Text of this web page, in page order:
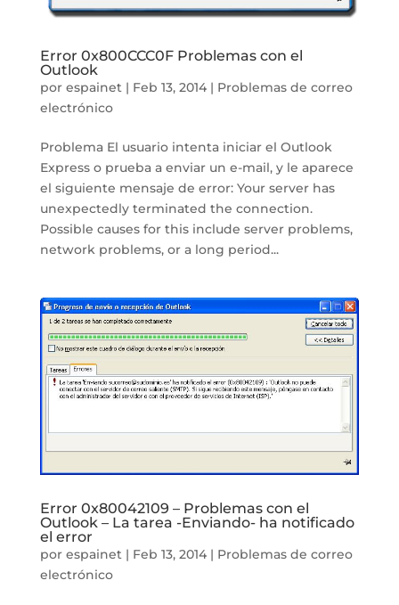
Error 0x800CCC0F Problemas con el
Outlook
por espainet| Feb 13, 2014| Problemas de correo
electrónico
Problema El usuario intenta iniciar el Outlook
Express o prueba a enviar un e-mail, y le aparece
el siguiente mensaje de error: Your server has
unexpectedly terminated the connection.
Possible causes for this include server problems,
network problems, or a long period...
Error 0x80042109 – Problemas con el
Outlook – La tarea -Enviando- ha notificado
el error
por espainet| Feb 13, 2014| Problemas de correo
electrónico